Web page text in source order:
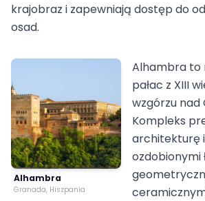
krajobraz i zapewniają dostęp do
osad.
Alhambra
Granada, Hiszpania
Alhambra to
pałac z XIII
wzgórzu nad
Kompleks
architekturę
ozdobionymi